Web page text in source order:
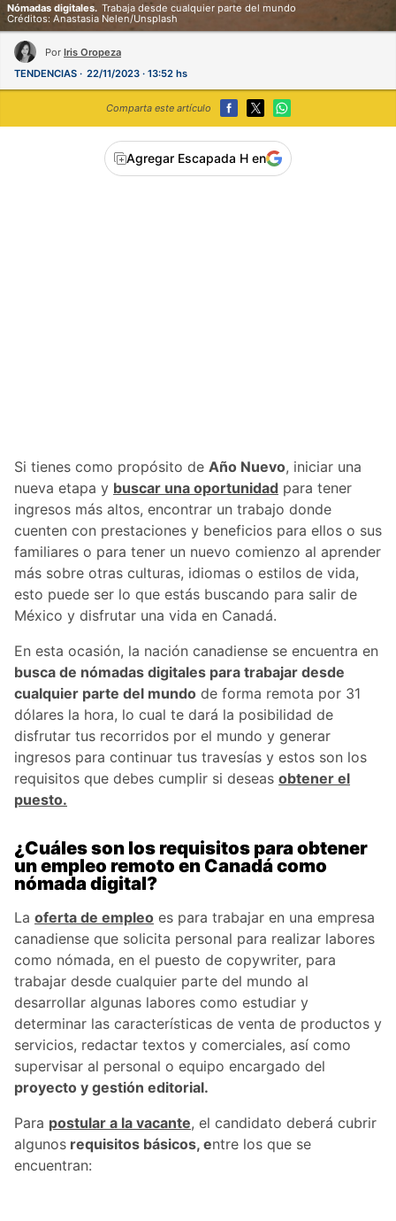
Nómadas digitales. Trabaja desde cualquier parte del mundo
Créditos: Anastasia Nelen/Unsplash
Por Iris Oropeza
TENDENCIAS
22/11/2023 · 13:52 hs
Comparta este artículo
Agregar Escapada H en
Si tienes como propósito de Año Nuevo, iniciar una
nueva etapa y buscar una oportunidad para tener
ingresos más altos, encontrar un trabajo donde
cuenten con prestaciones y beneficios para ellos o sus
familiares o para tener un nuevo comienzo al aprender
más sobre otras culturas, idiomas o estilos de vida,
esto puede ser lo que estás buscando para salir de
México y disfrutar una vida en Canadá.
En esta ocasión, la nación canadiense se encuentra en
busca de nómadas digitales para trabajar desde
cualquier parte del mundo de forma remota por 31
dólares la hora, lo cual te dará la posibilidad de
disfrutar tus recorridos por el mundo y generar
ingresos para continuar tus travesías y estos son los
requisitos que debes cumplir si deseas obtener el
puesto.
¿Cuáles son los requisitos para obtener
un empleo remoto en Canadá como
nómada digital?
La oferta de empleo es para trabajar en una empresa
canadiense que solicita personal para realizar labores
como nómada, en el puesto de copywriter, para
trabajar desde cualquier parte del mundo al
desarrollar algunas labores como estudiar y
determinar las características de venta de productos y
servicios, redactar textos y comerciales, así como
supervisar al personal o equipo encargado del
proyecto y gestión editorial.
Para postular a la vacante, el candidato deberá cubrir
algunos requisitos básicos, entre los que se
encuentran: